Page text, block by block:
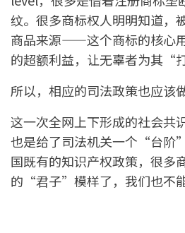
纹。很多商标权人明明知道，
商品来源——这个商标的核心
的超额利益，让无辜者为其“
所以，相应的司法政策也应该
这一次全网上下形成的社会共
也是给了司法机关一个“台阶
国既有的知识产权政策，很多
的“君子”模样了，我们也不